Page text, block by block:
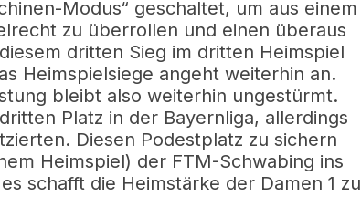
Modus“ geschaltet, um aus einem
zu überrollen und einen überaus
dritten Sieg im dritten Heimspiel
Heimspielsiege angeht weiterhin an.
bleibt also weiterhin ungestürmt.
Platz in der Bayernliga, allerdings
Diesen Podestplatz zu sichern
Heimspiel) der FTM-Schwabing ins
schafft die Heimstärke der Damen 1 zu